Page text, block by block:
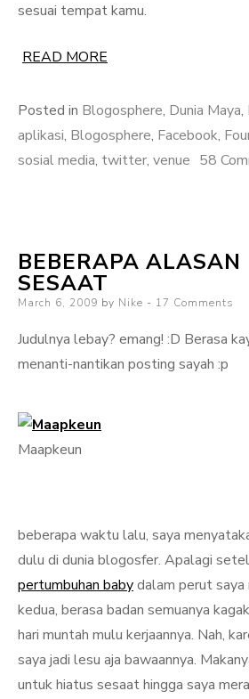
sesuai tempat kamu.
READ MORE
Posted in Blogosphere, Dunia Maya,
aplikasi, Blogosphere, Facebook,
sosial media, twitter, venue 58
BEBERAPA ALASAN
SESAAT
Posted
March 6, 2009 by Nike 17 Comments
Judulnya lebay? emang! :D Berasa
menanti-nantikan posting sayah :p
Maapkeun
beberapa waktu lalu, saya
dulu di dunia blogosfer. Apalagi
pertumbuhan babydalam perut saya
kedua, berasa badan semuanya
hari muntah mulu kerjaannya. Nah,
saya jadi lesu aja bawaannya.
untuk hiatus sesaat hingga saya